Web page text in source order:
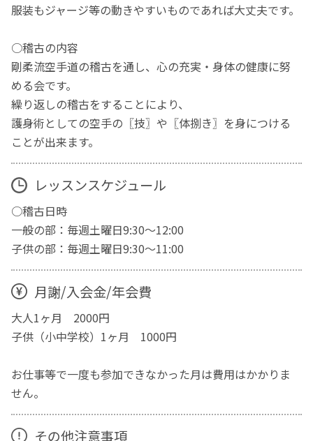
服装もジャージ等の動きやすいものであれば大丈夫です。
○稽古の内容
剛柔流空手道の稽古を通し、心の充実・身体の健康に努
める会です。
繰り返しの稽古をすることにより、
護身術としての空手の〖技〗や〖体捌き〗を身につける
ことが出来ます。
レッスンスケジュール
○稽古日時
一般の部：毎週土曜日9:30～12:00
子供の部：毎週土曜日9:30～11:00
月謝/入会金/年会費
大人1ヶ月 2000円
子供（小中学校）1ヶ月 1000円
お仕事等で一度も参加できなかった月は費用はかかりま
せん。
その他注意事項